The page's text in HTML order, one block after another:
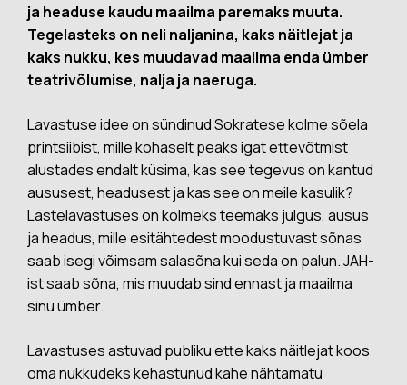
ja headuse kaudu maailma paremaks muuta.
Tegelasteks on neli naljanina, kaks näitlejat ja
kaks nukku, kes muudavad maailma enda ümber
teatrivõlumise, nalja ja naeruga.
Lavastuse idee on sündinud Sokratese kolme sõela
printsiibist, mille kohaselt peaks igat ettevõtmist
alustades endalt küsima, kas see tegevus on kantud
aususest, headusest ja kas see on meile kasulik?
Lastelavastuses on kolmeks teemaks julgus, ausus
ja headus, mille esitähtedest moodustuvast sõnas
saab isegi võimsam salasõna kui seda on palun. JAH-
ist saab sõna, mis muudab sind ennast ja maailma
sinu ümber.
Lavastuses astuvad publiku ette kaks näitlejat koos
oma nukkudeks kehastunud kahe nähtamatu